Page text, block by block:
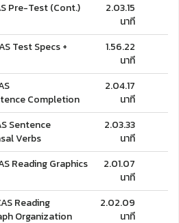
Pre-Test (Cont.)
2.03.15
นาที
Test Specs +
1.56.22
นาที
Completion
2.04.17
นาที
Sentence
Verbs
2.03.33
นาที
Reading Graphics
2.01.07
นาที
Reading
Organization
2.02.09
นาที